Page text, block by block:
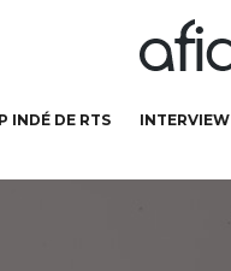
INDÉ DE RTS INTERVIEW